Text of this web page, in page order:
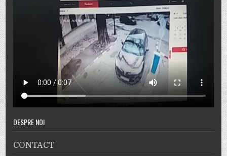
DESPRE NOI
CONTACT